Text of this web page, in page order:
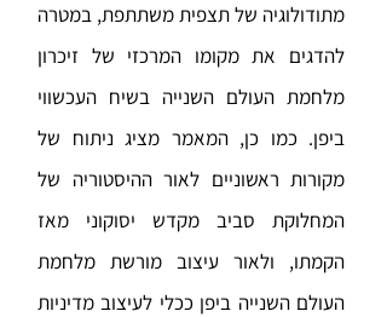
מתודולוגיה של תצפית משתתפת, במטרה
להדגים את מקומו המרכזי של זיכרון
מלחמת העולם השנייה בשיח העכשווי
ביפן. כמו כן, המאמר מציג ניתוח של
מקורות ראשוניים לאור ההיסטוריה של
המחלוקת סביב מקדש יסוקוני מאז
הקמתו, ולאור עיצוב מורשת מלחמת
העולם השנייה ביפן ככלי לעיצוב מדיניות